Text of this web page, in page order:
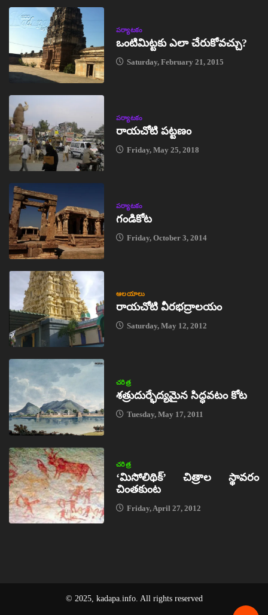
పర్యాటకం
ఒంటిమిట్టకు ఎలా చేరుకోవచ్చు?
Saturday, February 21, 2015
పర్యాటకం
రాయచోటి పట్టణం
Friday, May 25, 2018
పర్యాటకం
గండికోట
Friday, October 3, 2014
ఆలయాలు
రాయచోటి వీరభద్రాలయం
Saturday, May 12, 2012
చరిత్ర
శత్రుదుర్భేద్యమైన సిద్ధవటం కోట
Tuesday, May 17, 2011
చరిత్ర
‘మిసోలిథిక్‌’ చిత్రాల స్థావరం
చింతకుంట
Friday, April 27, 2012
© 2025, kadapa.info. All rights reserved